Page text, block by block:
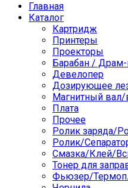
Главная
Каталог
Картридж
Принтеры
Проекторы
Барабан /
Девелопер
Дозирующее
Магнитный вал/
Плата
Прочее
Ролик заряда/
Ролик/
Смазка/Клей/
Тонер для
Фьюзер/